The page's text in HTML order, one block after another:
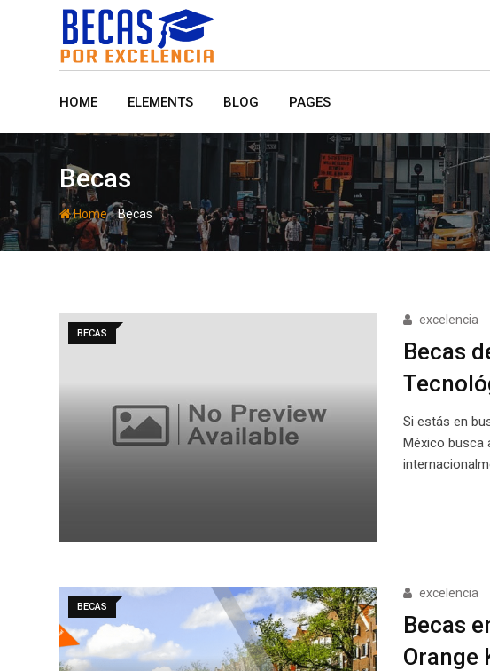
HOME ELEMENTS BLOG PAGES
Becas
Home-Becas
BECAS
excelencia
Becas
Si estás en
México busca
BECAS
excelencia
Becas
Orange